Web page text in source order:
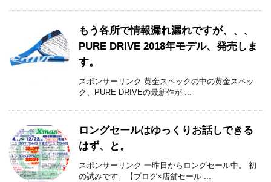
もう各所で情報漏れ漏れですが、、、
PURE DRIVE 2018年モデル、発売しま
す。
スポンサーリンク 黄金スペックの中の黄金スペッ
ク、PURE DRIVEの最新作が ...
ロングセールはゆっくりお話しできる
はず、と。
スポンサーリンク 一昨日からロングセール中。 初
の試みです。【ブログ×店舗セール ...